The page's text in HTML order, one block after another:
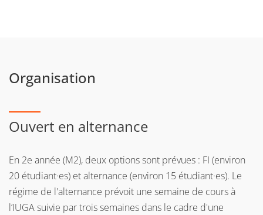
Organisation
Ouvert en alternance
En 2e année (M2), deux options sont prévues : FI (environ
20 étudiant·es) et alternance (environ 15 étudiant·es). Le
régime de l'alternance prévoit une semaine de cours à
l’IUGA suivie par trois semaines dans le cadre d'une